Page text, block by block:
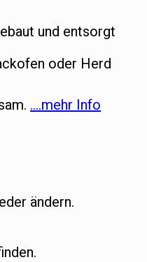
und entsorgt
oder Herd
….mehr Info
ändern.